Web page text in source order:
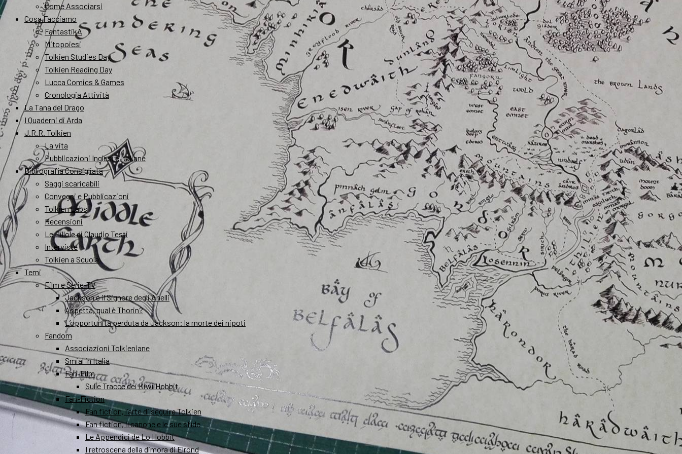
Come Associarsi
Cosa Facciamo
FantastikA
Mitopoiesi
Tolkien Studies Day
Tolkien Reading Day
Lucca Comics & Games
Cronologia Attività
La Tana del Drago
I Quaderni di Arda
J.R.R. Tolkien
La vita
Pubblicazioni Inglesi e Italiane
Bibliografia Consigliata
Saggi scaricabili
Convegni e Pubblicazioni
Tolkien Labs
Recensioni
Le Pillole di Claudio Testi
Interviste
Tolkien a Scuola
Temi
Film e Serie-TV
Jackson e il Signore degli Anelli
Aspetta, qual è Thorin?
L’opportunità perduta da Jackson: la morte dei nipoti
Fandom
Associazioni Tolkieniane
Smial in Italia
Fan-Film
Sulle Tracce dei Kiwi Hobbit
Fan-Fiction
Fan fiction, l’arte di seguire Tolkien
Fan fiction, il canone e le sue sfide
Le Appendici de Lo Hobbit
I retroscena della dimora di Elrond